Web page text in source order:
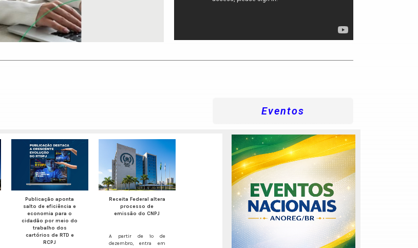
Eventos
Publicação aponta
salto de eficiência e
economia para o
cidadão por meio do
trabalho dos
cartórios de RTD e
RCPJ
Receita Federal altera
processo de
emissão do CNPJ
A partir de 1º de
dezembro, entra em